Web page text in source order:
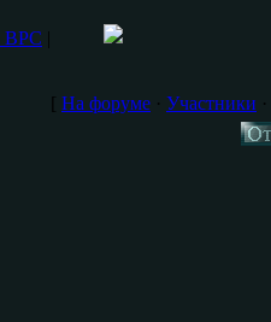
ВРС |
[ На форуме · Участники ·